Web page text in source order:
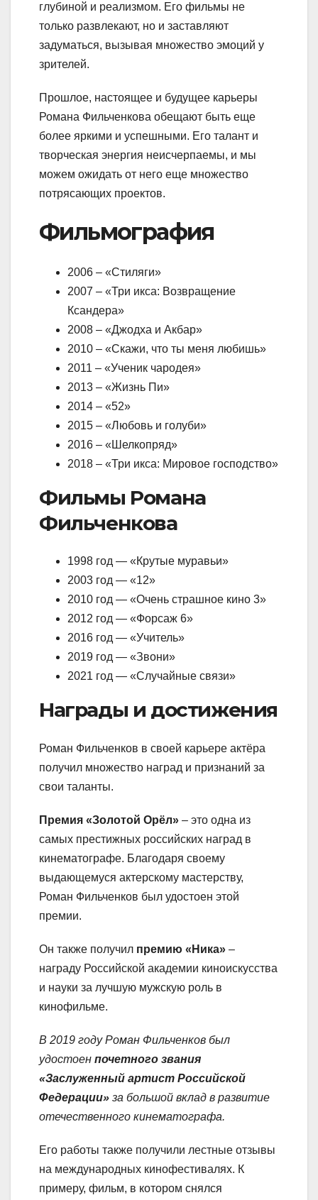
глубиной и реализмом. Его фильмы не
только развлекают, но и заставляют
задуматься, вызывая множество эмоций у
зрителей.
Прошлое, настоящее и будущее карьеры
Романа Фильченкова обещают быть еще
более яркими и успешными. Его талант и
творческая энергия неисчерпаемы, и мы
можем ожидать от него еще множество
потрясающих проектов.
Фильмография
2006 – «Стиляги»
2007 – «Три икса: Возвращение
Ксандера»
2008 – «Джодха и Акбар»
2010 – «Скажи, что ты меня любишь»
2011 – «Ученик чародея»
2013 – «Жизнь Пи»
2014 – «52»
2015 – «Любовь и голуби»
2016 – «Шелкопряд»
2018 – «Три икса: Мировое господство»
Фильмы Романа
Фильченкова
1998 год — «Крутые муравьи»
2003 год — «12»
2010 год — «Очень страшное кино 3»
2012 год — «Форсаж 6»
2016 год — «Учитель»
2019 год — «Звони»
2021 год — «Случайные связи»
Награды и достижения
Роман Фильченков в своей карьере актёра
получил множество наград и признаний за
свои таланты.
Премия «Золотой Орёл» – это одна из
самых престижных российских наград в
кинематографе. Благодаря своему
выдающемуся актерскому мастерству,
Роман Фильченков был удостоен этой
премии.
Он также получил премию «Ника» –
награду Российской академии киноискусства
и науки за лучшую мужскую роль в
кинофильме.
В 2019 году Роман Фильченков был
удостоен почетного звания
«Заслуженный артист Российской
Федерации» за большой вклад в развитие
отечественного кинематографа.
Его работы также получили лестные отзывы
на международных кинофестивалях. К
примеру, фильм, в котором снялся